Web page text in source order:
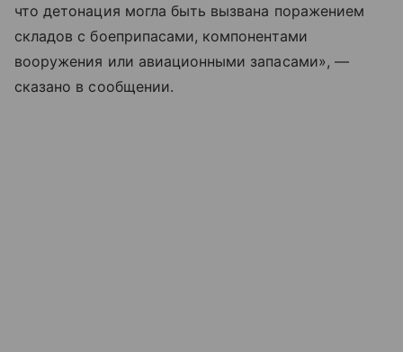
что детонация могла быть вызвана поражением
складов с боеприпасами, компонентами
вооружения или авиационными запасами», —
сказано в сообщении.